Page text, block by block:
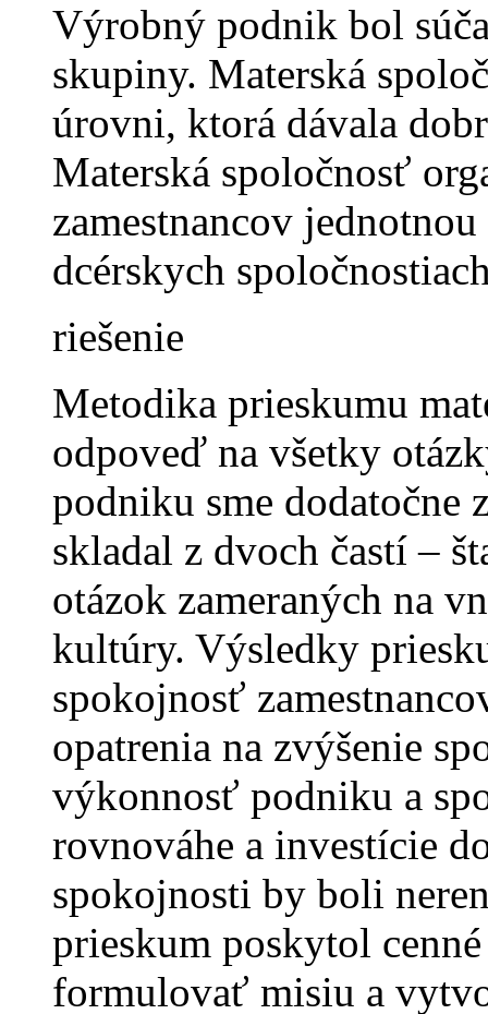
Výrobný podnik bol
skupiny. Materská
úrovni, ktorá dávala
Materská spoločnosť
zamestnancov
dcérskych
riešenie
Metodika prieskumu
odpoveď na všetky
podniku sme dodatočne
skladal z dvoch častí –
otázok zameraných na
kultúry. Výsledky
spokojnosť
opatrenia na zvýšenie
výkonnosť podniku a
rovnováhe a investície
spokojnosti by boli
prieskum poskytol
formulovať misiu a